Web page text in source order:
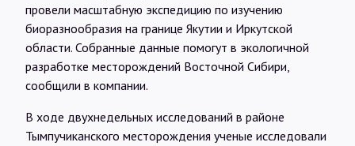
@Infotek_Russia
провели масштабную экспедицию по изучению
биоразнообразия на границе Якутии и Иркутской
области. Собранные данные помогут в экологичной
разработке месторождений Восточной Сибири,
сообщили в компании.
В ходе двухнедельных исследований в районе
Тымпучиканского месторождения ученые исследовали